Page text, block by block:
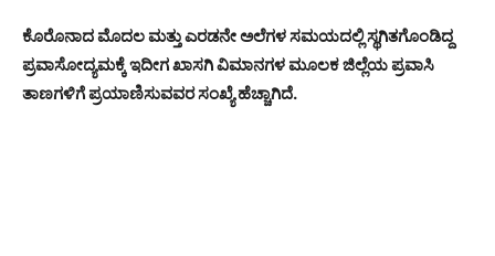
ಕೊರೊನಾದ ಮೊದಲ ಮತ್ತು ಎರಡನೇ ಅಲೆಗಳ ಸಮಯದಲ್ಲಿ ಸ್ಥಗಿತಗೊಂಡಿದ್ದ
ಪ್ರವಾಸೋದ್ಯಮಕ್ಕೆ ಇದೀಗ ಖಾಸಗಿ ವಿಮಾನಗಳ ಮೂಲಕ ಜಿಲ್ಲೆಯ ಪ್ರವಾಸಿ
ತಾಣಗಳಿಗೆ ಪ್ರಯಾಣಿಸುವವರ ಸಂಖ್ಯೆ ಹೆಚ್ಚಾಗಿದೆ.